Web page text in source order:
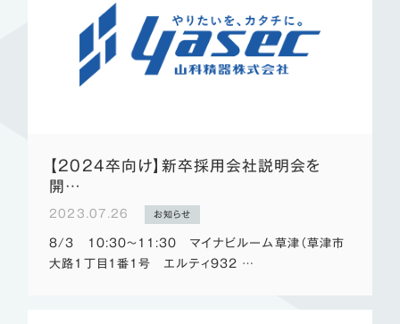
【2024卒向け】新卒採用会社説明会を
開…
2023.07.26 お知らせ
8/3 10:30～11:30 マイナビルーム草津（草津市
大路1丁目1番1号 エルティ932 …